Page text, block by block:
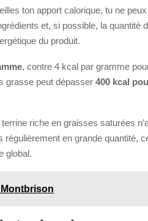
ton apport calorique, tu ne peux
et, si possible, la quantité
du produit.
, contre 4 kcal par gramme
grasse peut dépasser 400 kcal
riche en graisses saturées
régulièrement en grande quantité,
global.